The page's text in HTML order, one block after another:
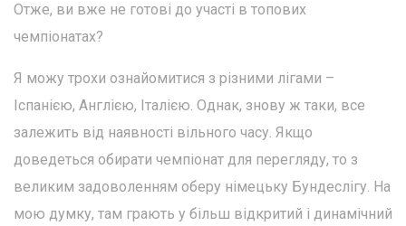
Отже, ви вже не готові до участі в топових
чемпіонатах?
Я можу трохи ознайомитися з різними лігами –
Іспанією, Англією, Італією. Однак, знову ж таки, все
залежить від наявності вільного часу. Якщо
доведеться обирати чемпіонат для перегляду, то з
великим задоволенням оберу німецьку Бундеслігу. На
мою думку, там грають у більш відкритий і динамічний